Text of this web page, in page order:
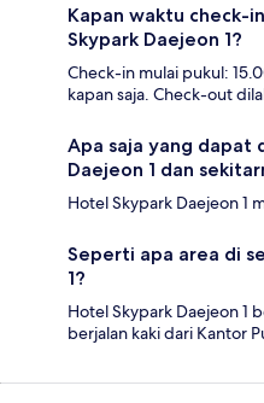
Kapan waktu check-
Skypark Daejeon 1?
Check-in mulai pukul:
kapan saja. Check-out
Apa saja yang dapat
Daejeon 1 dan
Hotel Skypark Daejeon 1
Seperti apa area di
1?
Hotel Skypark Daejeon 1
berjalan kaki dari Kantor